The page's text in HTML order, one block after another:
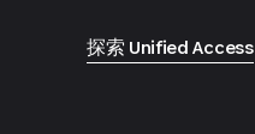
探索 Unified Access